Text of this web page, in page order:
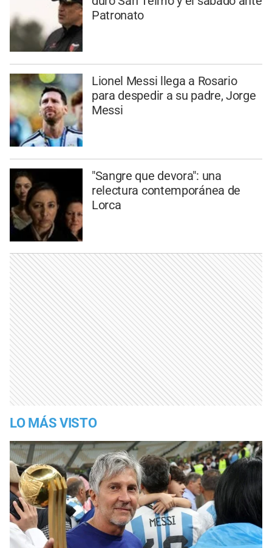
Patronato
Lionel Messi llega a Rosario
para despedir a su padre, Jorge
Messi
"Sangre que devora": una
relectura contemporánea de
Lorca
LO MÁS VISTO